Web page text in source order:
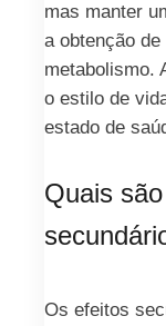
mas manter
a obtenção
metabolismo.
o estilo de
estado de
Quais
Os efeitos